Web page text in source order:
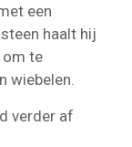
een
haalt hij
om te
wiebelen.
verder af